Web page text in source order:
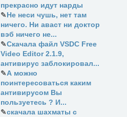
прекрасно идут нарды
✎Не неси чушь, нет там
ничего. Ни аваст ни доктор
вэб ничего не...
✎Скачала файл VSDC Free
Video Editor 2.1.9,
антивирус заблокировал...
✎А можно
поинтересоваться каким
антивирусом Вы
пользуетесь ? И...
✎скачала шахматы с